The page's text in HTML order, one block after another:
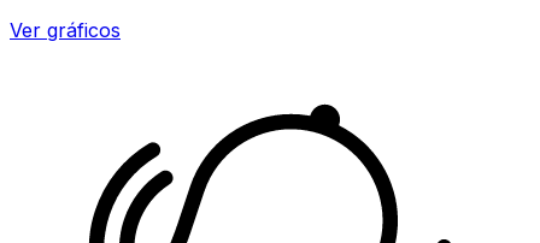
Ver gráficos